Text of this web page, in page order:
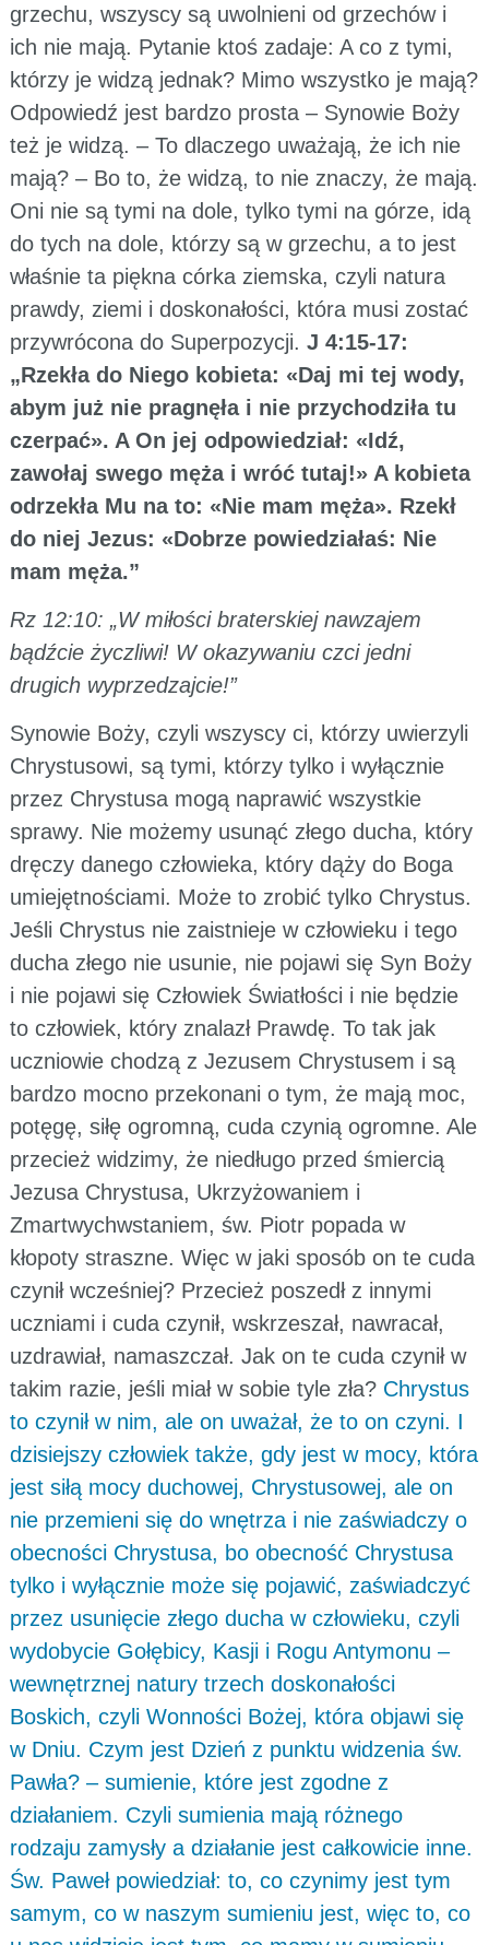
grzechu, wszyscy są uwolnieni od grzechów i
ich nie mają. Pytanie ktoś zadaje: A co z tymi,
którzy je widzą jednak? Mimo wszystko je mają?
Odpowiedź jest bardzo prosta – Synowie Boży
też je widzą. – To dlaczego uważają, że ich nie
mają? – Bo to, że widzą, to nie znaczy, że mają.
Oni nie są tymi na dole, tylko tymi na górze, idą
do tych na dole, którzy są w grzechu, a to jest
właśnie ta piękna córka ziemska, czyli natura
prawdy, ziemi i doskonałości, która musi zostać
przywrócona do Superpozycji. J 4:15-17:
„Rzekła do Niego kobieta: «Daj mi tej wody,
abym już nie pragnęła i nie przychodziła tu
czerpać». A On jej odpowiedział: «Idź,
zawołaj swego męża i wróć tutaj!» A kobieta
odrzekła Mu na to: «Nie mam męża». Rzekł
do niej Jezus: «Dobrze powiedziałaś: Nie
mam męża.”
Rz 12:10: „W miłości braterskiej nawzajem
bądźcie życzliwi! W okazywaniu czci jedni
drugich wyprzedzajcie!”
Synowie Boży, czyli wszyscy ci, którzy uwierzyli
Chrystusowi, są tymi, którzy tylko i wyłącznie
przez Chrystusa mogą naprawić wszystkie
sprawy. Nie możemy usunąć złego ducha, który
dręczy danego człowieka, który dąży do Boga
umiejętnościami. Może to zrobić tylko Chrystus.
Jeśli Chrystus nie zaistnieje w człowieku i tego
ducha złego nie usunie, nie pojawi się Syn Boży
i nie pojawi się Człowiek Światłości i nie będzie
to człowiek, który znalazł Prawdę. To tak jak
uczniowie chodzą z Jezusem Chrystusem i są
bardzo mocno przekonani o tym, że mają moc,
potęgę, siłę ogromną, cuda czynią ogromne. Ale
przecież widzimy, że niedługo przed śmiercią
Jezusa Chrystusa, Ukrzyżowaniem i
Zmartwychwstaniem, św. Piotr popada w
kłopoty straszne. Więc w jaki sposób on te cuda
czynił wcześniej? Przecież poszedł z innymi
uczniami i cuda czynił, wskrzeszał, nawracał,
uzdrawiał, namaszczał. Jak on te cuda czynił w
takim razie, jeśli miał w sobie tyle zła? Chrystus
to czynił w nim, ale on uważał, że to on czyni. I
dzisiejszy człowiek także, gdy jest w mocy, która
jest siłą mocy duchowej, Chrystusowej, ale on
nie przemieni się do wnętrza i nie zaświadczy o
obecności Chrystusa, bo obecność Chrystusa
tylko i wyłącznie może się pojawić, zaświadczyć
przez usunięcie złego ducha w człowieku, czyli
wydobycie Gołębicy, Kasji i Rogu Antymonu –
wewnętrznej natury trzech doskonałości
Boskich, czyli Wonności Bożej, która objawi się
w Dniu. Czym jest Dzień z punktu widzenia św.
Pawła? – sumienie, które jest zgodne z
działaniem. Czyli sumienia mają różnego
rodzaju zamysły a działanie jest całkowicie inne.
Św. Paweł powiedział: to, co czynimy jest tym
samym, co w naszym sumieniu jest, więc to, co